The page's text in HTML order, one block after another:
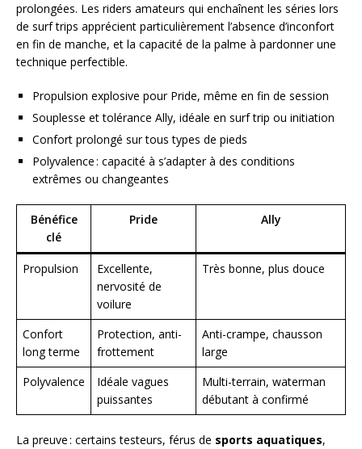
prolongées. Les riders amateurs qui enchaînent les séries lors
de surf trips apprécient particulièrement l’absence d’inconfort
en fin de manche, et la capacité de la palme à pardonner une
technique perfectible.
Propulsion explosive pour Pride, même en fin de session
Souplesse et tolérance Ally, idéale en surf trip ou initiation
Confort prolongé sur tous types de pieds
Polyvalence : capacité à s’adapter à des conditions
extrêmes ou changeantes
Bénéfice
clé
Pride Ally
Propulsion
Excellente,
nervosité de
voilure
Très bonne, plus douce
Confort
long terme
Protection, anti-
frottement
Anti-crampe, chausson
large
Polyvalence
Idéale vagues
puissantes
Multi-terrain, waterman
débutant à confirmé
La preuve : certains testeurs, férus de sports aquatiques,